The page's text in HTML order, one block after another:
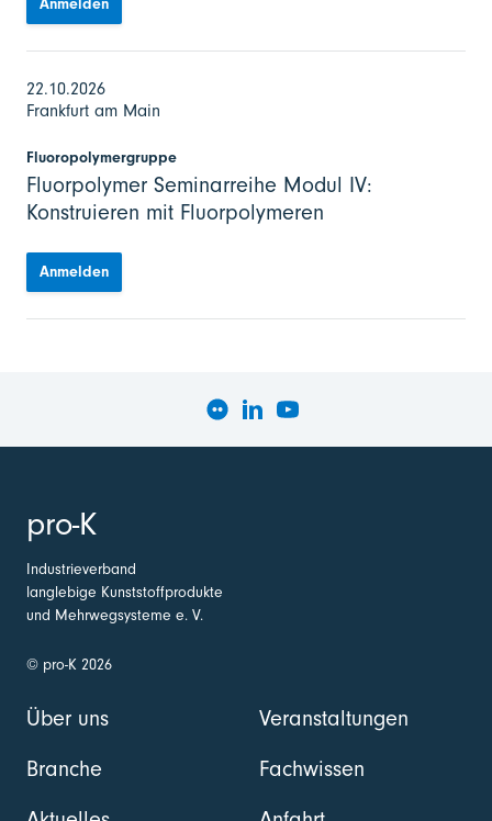
Anmelden
22.10.2026
Frankfurt am Main
Fluoropolymergruppe
Fluorpolymer Seminarreihe Modul IV:
Konstruieren mit Fluorpolymeren
Anmelden
pro-K
Industrieverband
langlebige Kunststoffprodukte
und Mehrwegsysteme e. V.
© pro-K 2026
Über uns
Branche
Veranstaltungen
Fachwissen